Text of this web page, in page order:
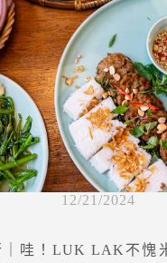
12/21/2024
｜哇！LUK LAK不愧